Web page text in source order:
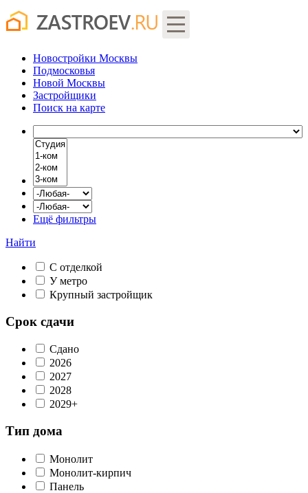
Новостройки Москвы
Подмосковья
Новой Москвы
Застройщики
Поиск на карте
Ещё фильтры
Найти
С отделкой
У метро
Крупный застройщик
Срок сдачи
Сдано
2026
2027
2028
2029+
Тип дома
Монолит
Монолит-кирпич
Панель